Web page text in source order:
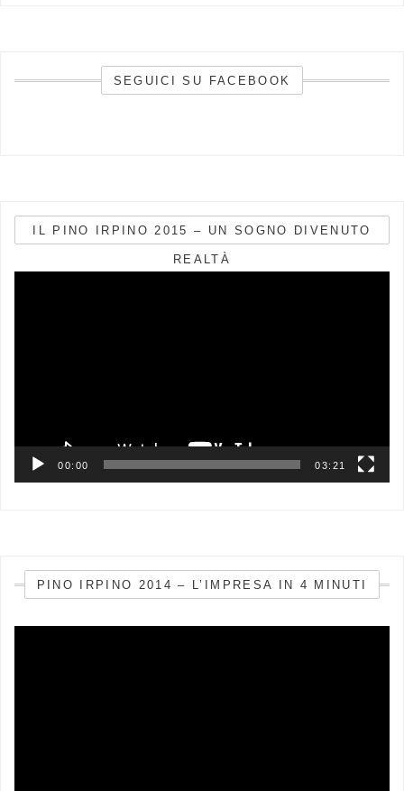
SEGUICI SU FACEBOOK
IL PINO IRPINO 2015 – UN SOGNO DIVENUTO
REALTÀ
00:00 03:21
PINO IRPINO 2014 – L’IMPRESA IN 4 MINUTI